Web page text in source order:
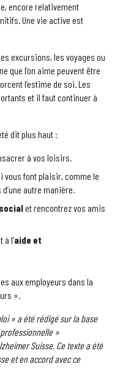
encore relativement
Une vie active est
excursions, les voyages ou
que l’on aime peuvent être
l’estime de soi. Les
et il faut continuer à
dit plus haut :
à vos loisirs.
vous font plaisir, comme le
autre manière.
et rencontrez vos amis
l’aide et
aux employeurs dans la
».
» a été rédigé sur la base
»
Suisse. Ce texte a été
et en accord avec ce